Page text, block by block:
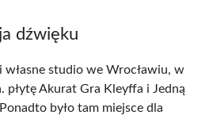
dźwięku
studio we Wrocławiu, w
płytę Akurat Gra Kleyffa i Jedną
było tam miejsce dla